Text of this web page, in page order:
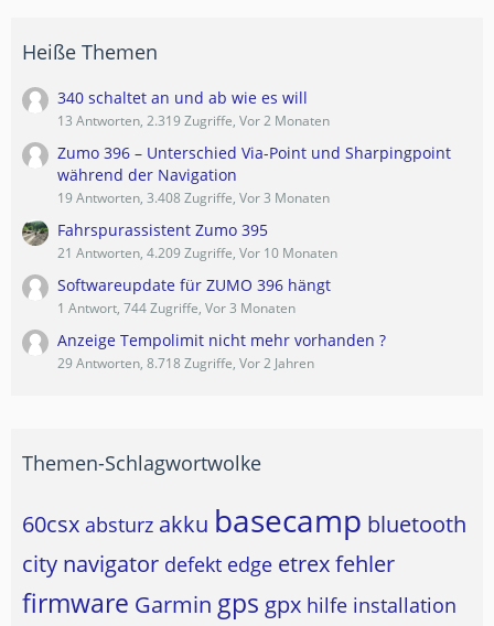
Heiße Themen
340 schaltet an und ab wie es will
13 Antworten, 2.319 Zugriffe, Vor 2 Monaten
Zumo 396 – Unterschied Via-Point und Sharpingpoint
während der Navigation
19 Antworten, 3.408 Zugriffe, Vor 3 Monaten
Fahrspurassistent Zumo 395
21 Antworten, 4.209 Zugriffe, Vor 10 Monaten
Softwareupdate für ZUMO 396 hängt
1 Antwort, 744 Zugriffe, Vor 3 Monaten
Anzeige Tempolimit nicht mehr vorhanden ?
29 Antworten, 8.718 Zugriffe, Vor 2 Jahren
Themen-Schlagwortwolke
60csx absturz akku basecamp bluetooth
city navigator defekt edge etrexfehler
firmware Garmin gps gpx hilfe installation